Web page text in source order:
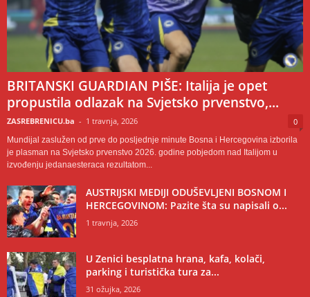
BRITANSKI GUARDIAN PIŠE: Italija je opet
propustila odlazak na Svjetsko prvenstvo,...
ZASREBRENICU.ba - 1 travnja, 2026 0
Mundijal zaslužen od prve do posljednje minute Bosna i Hercegovina izborila
je plasman na Svjetsko prvenstvo 2026. godine pobjedom nad Italijom u
izvođenju jedanaesteraca rezultatom...
AUSTRIJSKI MEDIJI ODUŠEVLJENI BOSNOM I
HERCEGOVINOM: Pazite šta su napisali o...
1 travnja, 2026
U Zenici besplatna hrana, kafa, kolači,
parking i turistička tura za...
31 ožujka, 2026